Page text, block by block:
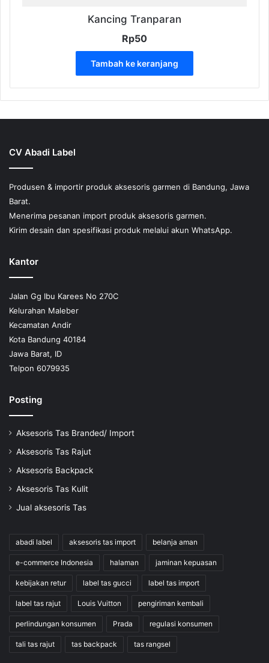
Kancing Tranparan
Rp50
Tambah ke keranjang
CV Abadi Label
Produsen & importir produk aksesoris garmen di Bandung, Jawa
Barat.
Menerima pesanan import produk aksesoris garmen.
Kirim desain dan spesifikasi produk melalui akun WhatsApp.
Kantor
Jalan Gg Ibu Karees No 270C
Kelurahan Maleber
Kecamatan Andir
Kota Bandung 40184
Jawa Barat, ID
Telpon 6079935
Posting
Aksesoris Tas Branded/ Import
Aksesoris Tas Rajut
Aksesoris Backpack
Aksesoris Tas Kulit
Jual aksesoris Tas
abadi label aksesoris tas import belanja aman
e-commerce Indonesia halaman jaminan kepuasan
kebijakan retur label tas gucci label tas import
label tas rajut Louis Vuitton pengiriman kembali
perlindungan konsumen Prada regulasi konsumen
tali tas rajut tas backpack tas rangsel